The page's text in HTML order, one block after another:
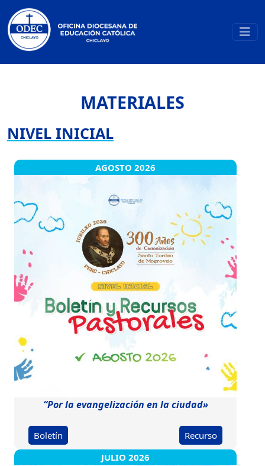
MATERIALES
NIVEL INICIAL
AGOSTO 2026
“Por la evangelización en la ciudad»
Boletín
Recurso
JULIO 2026